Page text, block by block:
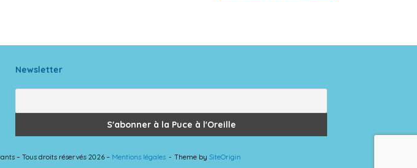
Newsletter
– Tous droits réservés 2026 – Mentions légales Theme by SiteOrigin